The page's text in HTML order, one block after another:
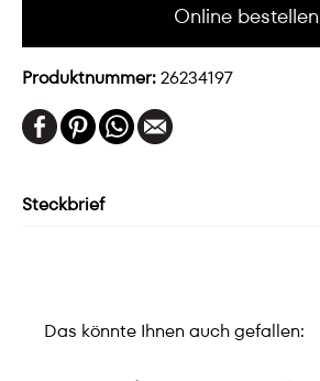
Online bestellen
Produktnummer:26234197
Steckbrief
Das könnte Ihnen auch gefallen: